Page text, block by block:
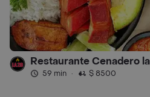
59 min · $ 8500